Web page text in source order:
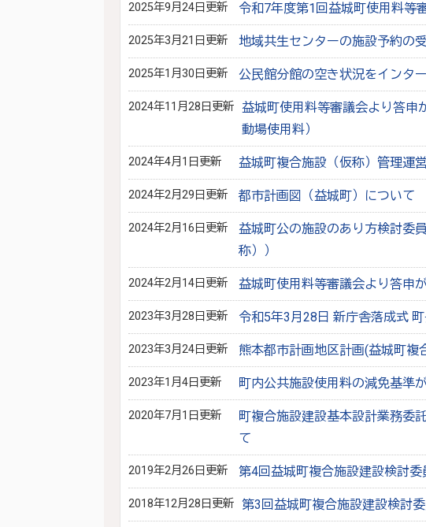
2025年9月24日更新 令和7年度第1回益城町使用料等
2025年3月21日更新 地域共生センターの施設予約の
2025年1月30日更新 公民館分館の空き状況をインタ
2024年11月28日更新
益城町使用料等審議会より答申
動場使用料）
2024年4月1日更新 益城町複合施設（仮称）管理運
2024年2月29日更新 都市計画図（益城町）について
2024年2月16日更新
益城町公の施設のあり方検討委
称））
2024年2月14日更新 益城町使用料等審議会より答申
2023年3月28日更新 令和5年3月28日 新庁舎落成式
2023年3月24日更新 熊本都市計画地区計画(益城町複
2023年1月4日更新 町内公共施設使用料の減免基準
2020年7月1日更新
町複合施設建設基本設計業務委
て
2019年2月26日更新 第4回益城町複合施設建設検討
2018年12月28日更新 第3回益城町複合施設建設検討委